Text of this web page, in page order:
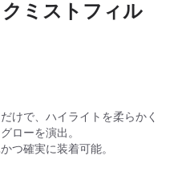
ミストフィル
けで、ハイライトを柔らかく
ローを演出。
つ確実に装着可能。